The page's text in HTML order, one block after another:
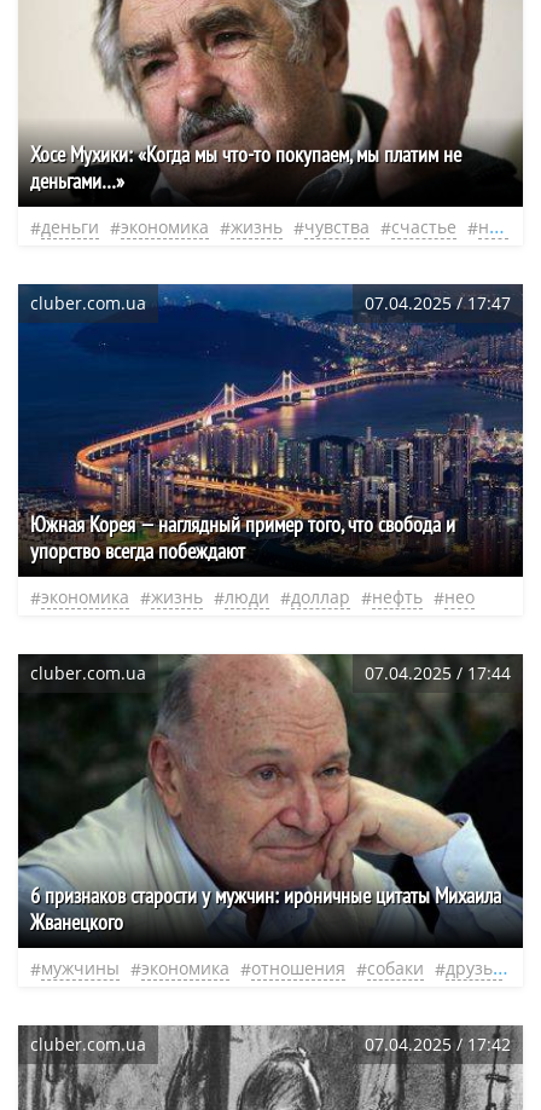
Хосе Мухики: «Когда мы что-то покупаем, мы платим не
деньгами…»
деньги экономика жизнь чувства счастье нео
cluber.com.ua 07.04.2025 / 17:47
Южная Корея — наглядный пример того, что свобода и
упорство всегда побеждают
экономика жизнь люди доллар нефть нео
cluber.com.ua 07.04.2025 / 17:44
6 признаков старости у мужчин: ироничные цитаты Михаила
Жванецкого
мужчины экономика отношения собаки друзья
cluber.com.ua 07.04.2025 / 17:42